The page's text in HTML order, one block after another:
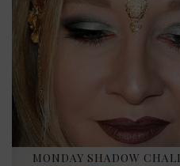
MONDAY SHADOW